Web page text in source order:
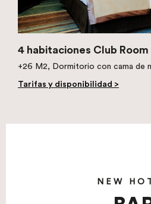
4 habitaciones Club Room
+26 M2, Dormitorio con cama de
Tarifas y disponibilidad >
NEW